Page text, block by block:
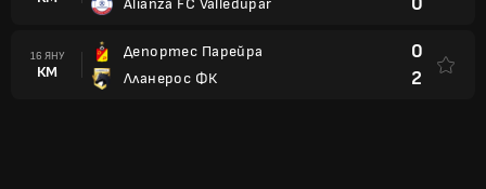
Alianza FC Valledupar
16 ЯНУ
КМ
Депортес Парейра
Лланерос ФК
0
2